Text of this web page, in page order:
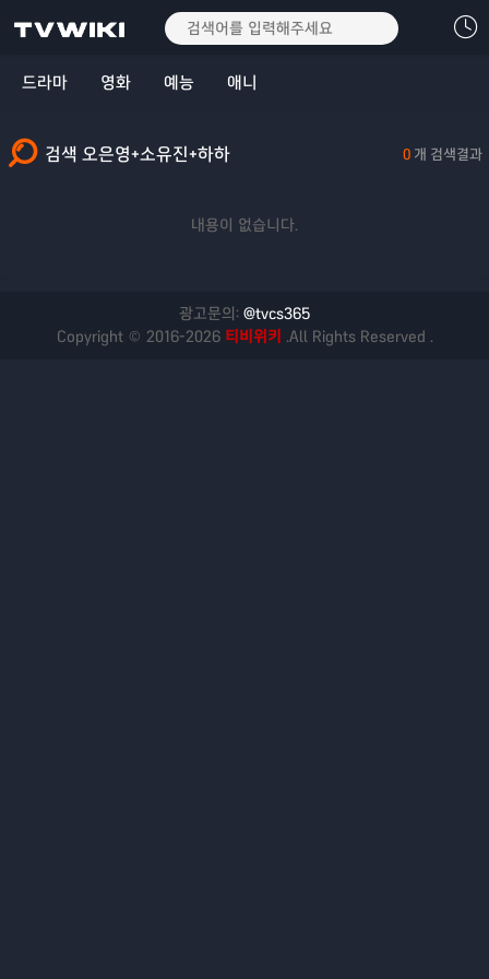
드라마 영화 예능 애니
검색 오은영+소유진+하하 0 개 검색결과
내용이 없습니다.
광고문의: @tvcs365
Copyright © 2016-2026 티비위키 .All Rights Reserved .